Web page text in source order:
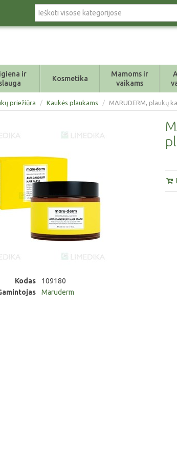
ir
Kosmetika
Mamoms ir
vaikams
priežiūra / Kaukės plaukams / MARUDERM, plaukų
Kodas
109180
Maruderm